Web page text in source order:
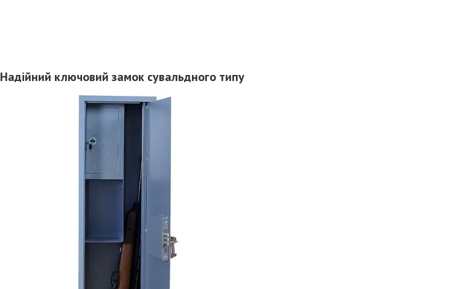
Надійний ключовий замок сувальдного типу